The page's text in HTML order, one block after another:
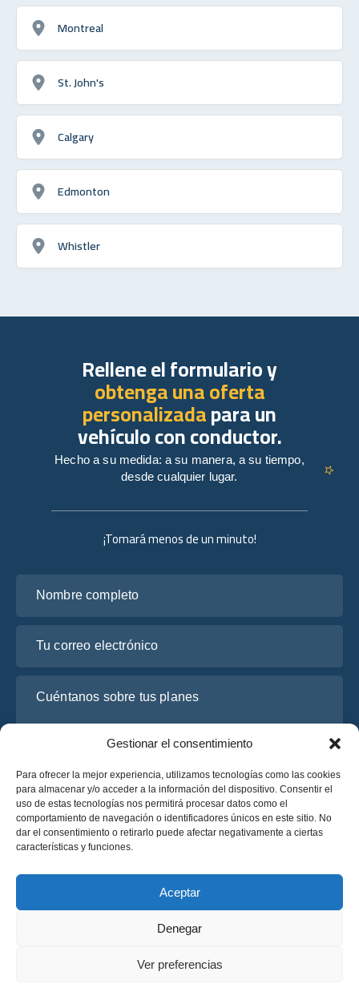
Gestionar el consentimiento
Para ofrecer la mejor experiencia, utilizamos tecnologías como las cookies
para almacenar y/o acceder a la información del dispositivo. Consentir el
uso de estas tecnologías nos permitirá procesar datos como el
comportamiento de navegación o identificadores únicos en este sitio. No
dar el consentimiento o retirarlo puede afectar negativamente a ciertas
características y funciones.
Aceptar
Denegar
Ver preferencias
Montreal
St. John's
Calgary
Edmonton
Whistler
¡Tomará menos de un minuto!
He leído y acepto la
Solicite un presupuesto
Solicite un presupuesto
Rellene el formulario y
obtenga una oferta
personalizadapara un
vehículo con conductor.
Hecho a su medida: a su manera, a su tiempo,
desde cualquier lugar.